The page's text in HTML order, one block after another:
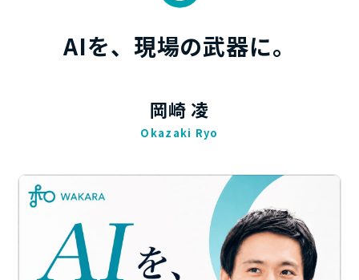
AIを、現場の武器に。
岡崎 凌
Okazaki Ryo